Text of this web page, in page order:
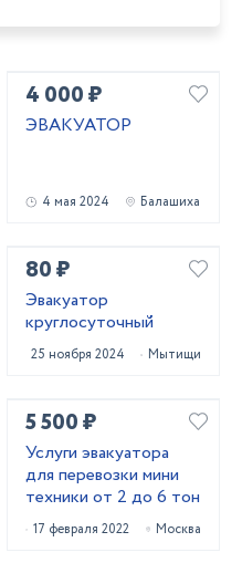
4 000 ₽
ЭВАКУАТОР
4 мая 2024 Балашиха
80 ₽
Эвакуатор
круглосуточный
25 ноября 2024 Мытищи
5 500 ₽
Услуги эвакуатора
для перевозки мини
техники от 2 до 6 тон
17 февраля 2022 Москва